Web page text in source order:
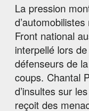
La pression
Front national
interpellé lors
défenseurs de
coups. Chantal
d’insultes sur
reçoit des